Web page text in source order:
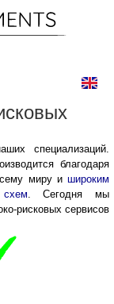
специализаций.
благодаря
миру и широким
. Сегодня мы
рисковых сервисов